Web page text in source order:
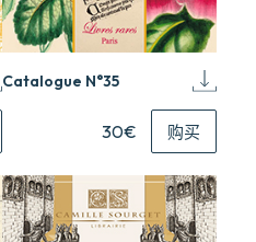
Catalogue N°35
30€ 购买